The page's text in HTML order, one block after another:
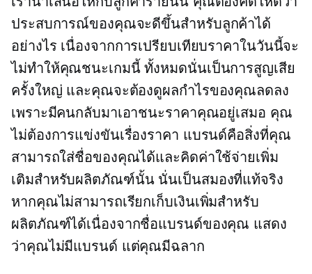
ประสบการณ์ของคุณจะดีขึ้นสำหรับลูกค้าได้
อย่างไร เนื่องจากการเปรียบเทียบราคาในวันนี้จะ
ไม่ทำให้คุณชนะเกมนี้ ทั้งหมดนั่นเป็นการสูญเสีย
ครั้งใหญ่ และคุณจะต้องดูผลกำไรของคุณลดลง
เพราะมีคนกลับมาเอาชนะราคาคุณอยู่เสมอ คุณ
ไม่ต้องการแข่งขันเรื่องราคา แบรนด์คือสิ่งที่คุณ
สามารถใส่ชื่อของคุณได้และคิดค่าใช้จ่ายเพิ่ม
เติมสำหรับผลิตภัณฑ์นั้น นั่นเป็นสมองที่แท้จริง
หากคุณไม่สามารถเรียกเก็บเงินเพิ่มสำหรับ
ผลิตภัณฑ์ได้เนื่องจากชื่อแบรนด์ของคุณ แสดง
ว่าคุณไม่มีแบรนด์ แต่คุณมีฉลาก